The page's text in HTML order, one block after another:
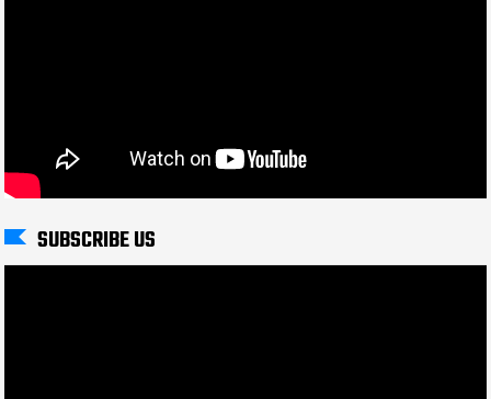
SUBSCRIBE US